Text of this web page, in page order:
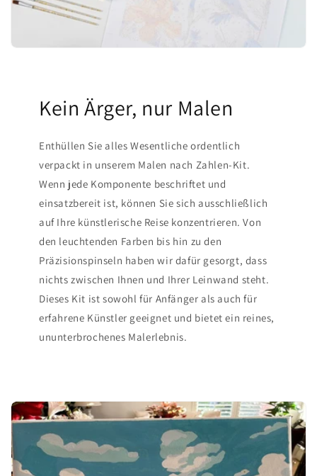
Kein Ärger, nur Malen
Enthüllen Sie alles Wesentliche ordentlich
verpackt in unserem Malen nach Zahlen-Kit.
Wenn jede Komponente beschriftet und
einsatzbereit ist, können Sie sich ausschließlich
auf Ihre künstlerische Reise konzentrieren. Von
den leuchtenden Farben bis hin zu den
Präzisionspinseln haben wir dafür gesorgt, dass
nichts zwischen Ihnen und Ihrer Leinwand steht.
Dieses Kit ist sowohl für Anfänger als auch für
erfahrene Künstler geeignet und bietet ein reines,
ununterbrochenes Malerlebnis.